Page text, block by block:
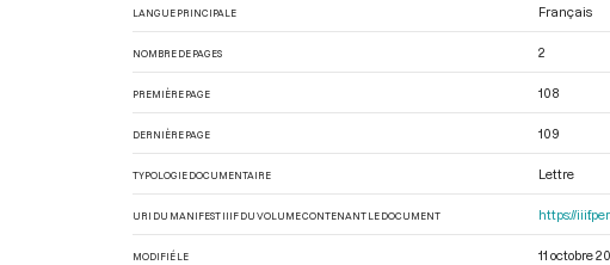
LANGUE PRINCIPALE Français
NOMBRE DE PAGES 2
PREMIÈRE PAGE 108
DERNIÈRE PAGE 109
TYPOLOGIE DOCUMENTAIRE Lettre
URI DU MANIFEST IIIF DU VOLUME CONTENANT LE DOCUMENT https://
MODIFIÉ LE 11 octobre